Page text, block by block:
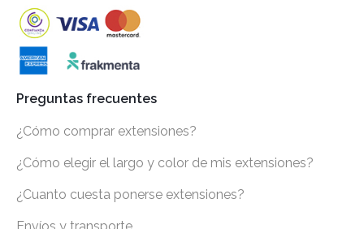
Preguntas frecuentes
¿Cómo comprar extensiones?
¿Cómo elegir el largo y color de mis extensiones?
¿Cuanto cuesta ponerse extensiones?